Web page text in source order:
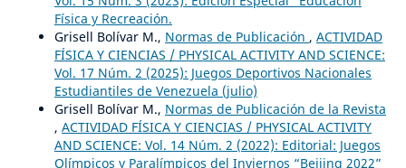
Física y Recreación.
Grisell Bolívar M., Normas de Publicación , ACTIVIDAD
FÍSICA Y CIENCIAS / PHYSICAL ACTIVITY AND SCIENCE:
Vol. 17 Núm. 2 (2025): Juegos Deportivos Nacionales
Estudiantiles de Venezuela (julio)
Grisell Bolívar M., Normas de Publicación de la Revista
, ACTIVIDAD FÍSICA Y CIENCIAS / PHYSICAL ACTIVITY
AND SCIENCE: Vol. 14 Núm. 2 (2022): Editorial: Juegos
Olímpicos y Paralímpicos del Inviernos “Beijing 2022”